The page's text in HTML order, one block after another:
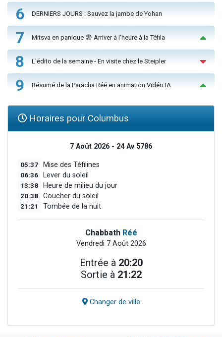
6 DERNIERS JOURS : Sauvez la jambe de Yohan
7 Mitsva en panique 😨 Arriver à l'heure à la Téfila
8 L'édito de la semaine - En visite chez le Steipler
9 Résumé de la Paracha Réé en animation Vidéo IA
Horaires pour Columbus
7 Août 2026 - 24 Av 5786
05:37 Mise des Téfilines
06:36 Lever du soleil
13:38 Heure de milieu du jour
20:38 Coucher du soleil
21:21 Tombée de la nuit
Chabbath Réé
Vendredi 7 Août 2026
Entrée à 20:20
Sortie à 21:22
Changer de ville